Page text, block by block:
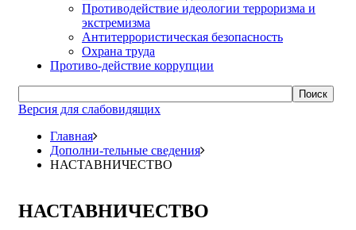
Противодействие идеологии терроризма и
экстремизма
Антитеррористическая безопасность
Охрана труда
Противо-действие коррупции
Поиск
Версия для слабовидящих
Главная
Дополни-тельные сведения
НАСТАВНИЧЕСТВО
НАСТАВНИЧЕСТВО